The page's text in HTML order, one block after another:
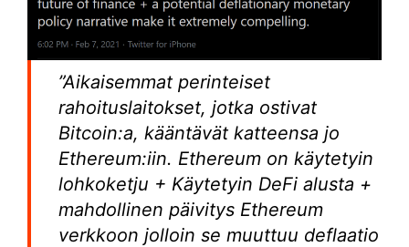
”Aikaisemmat perinteiset
rahoituslaitokset, jotka ostivat
Bitcoin:a, kääntävät katteensa jo
Ethereum:iin. Ethereum on käytetyin
lohkoketju + Käytetyin DeFi alusta +
mahdollinen päivitys Ethereum
verkkoon jolloin se muuttuu deflaatio